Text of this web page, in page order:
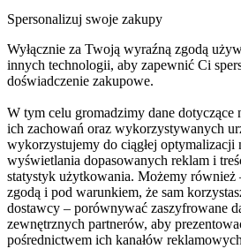
Spersonalizuj swoje zakupy
Wyłącznie za Twoją wyraźną zgodą
innych technologii, aby zapewnić Ci
doświadczenie zakupowe.
W tym celu gromadzimy dane
ich zachowań oraz wykorzystywanych
wykorzystujemy do ciągłej optymalizacji
wyświetlania dopasowanych reklam i
statystyk użytkowania. Możemy również
zgodą i pod warunkiem, że sam
dostawcy – porównywać zaszyfrowane
zewnętrznych partnerów, aby
pośrednictwem ich kanałów